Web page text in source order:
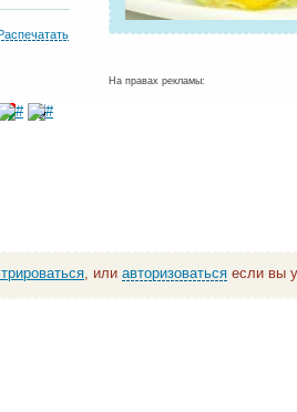
На правах рекламы:
, или авторизоваться если вы